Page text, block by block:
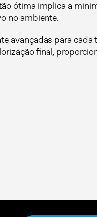
ótima implica a
no ambiente.
avançadas para
final,